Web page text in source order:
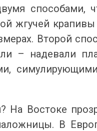
далі →способами,
жгучей крапивы
Второй
– надевали
На Востоке
В